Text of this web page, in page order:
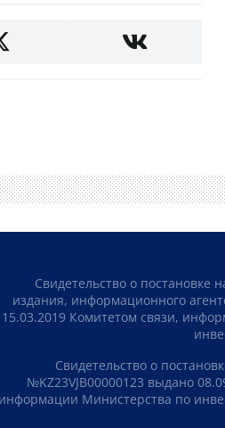
Свидетельство о постановке
издания, информационного
15.03.2019 Комитетом связи,
Свидетельство о
№KZ23VJB00000123 выдано
информации Министерства по